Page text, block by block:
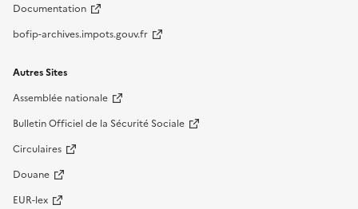
Documentation
bofip-archives.impots.gouv.fr
Autres Sites
Assemblée nationale
Bulletin Officiel de la Sécurité Sociale
Circulaires
Douane
EUR-lex